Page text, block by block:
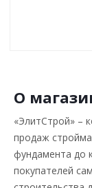
О
«ЭлитСтрой» –
продаж
фундамента до
покупателей